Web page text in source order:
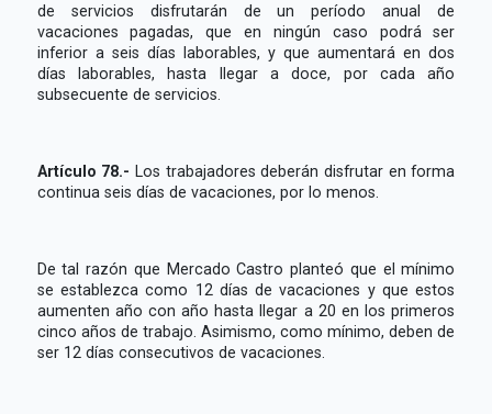
de servicios disfrutarán de un período anual de
vacaciones pagadas, que en ningún caso podrá ser
inferior a seis días laborables, y que aumentará en dos
días laborables, hasta llegar a doce, por cada año
subsecuente de servicios.
Artículo 78.- Los trabajadores deberán disfrutar en forma
continua seis días de vacaciones, por lo menos.
De tal razón que Mercado Castro planteó que el mínimo
se establezca como 12 días de vacaciones y que estos
aumenten año con año hasta llegar a 20 en los primeros
cinco años de trabajo. Asimismo, como mínimo, deben de
ser 12 días consecutivos de vacaciones.